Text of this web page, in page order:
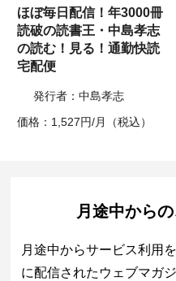
ほぼ毎日配信！年3000冊
読破の読書王・中島孝志
の読む！見る！通勤快読
宅配便
発行者：中島孝志
価格：1,527円/月（税込）
月途中から
月途中からサービス利用
に配信されたウェブマガ